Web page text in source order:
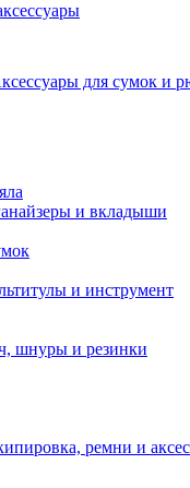
для сумок и
и вкладыши
и инструмент
шнуры и резинки
ремни и